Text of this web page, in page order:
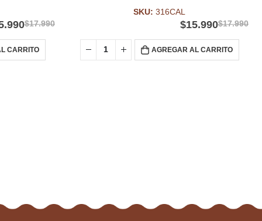
$17.990
CARRITO
SKU: 316CAL
$17.990
$15.990
AGREGAR AL CARRITO